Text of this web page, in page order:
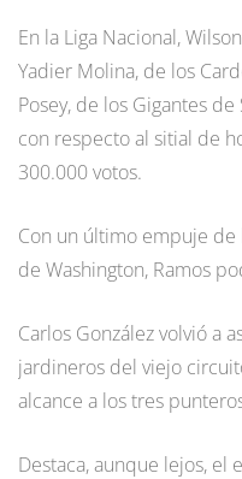
En la Liga Nacional,
Yadier Molina, de los
Posey, de los Gigantes
con respecto al sitial de
300.000 votos.
Con un último empuje de
de Washington, Ramos
Carlos González volvió a
jardineros del viejo
alcance a los tres
Destaca, aunque lejos, el